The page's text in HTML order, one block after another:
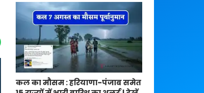
कल का मौसम : हरियाणा-पंजाब समेत